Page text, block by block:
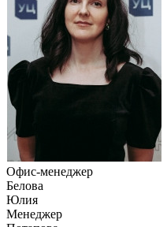
Офис-менеджер
Белова
Юлия
Менеджер